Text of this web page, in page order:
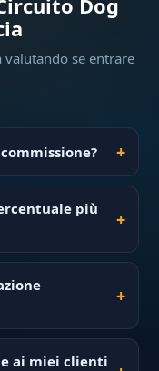
se entrare
più
ai miei clienti